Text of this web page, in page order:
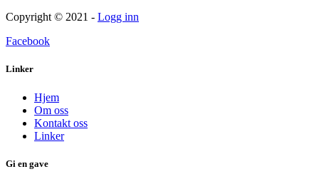
Copyright © 2021 - Logg inn
Facebook
Linker
Hjem
Om oss
Kontakt oss
Linker
Gi en gave